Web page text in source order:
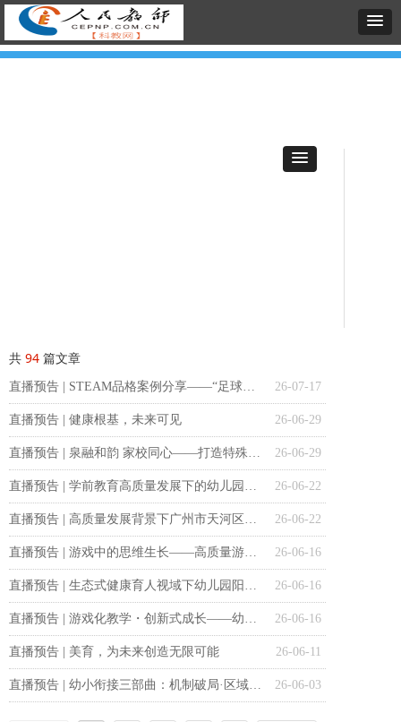
共 94 篇文章
26-07-17
直播预告 | STEAM品格案例分享——“足球小将”建球场
26-06-29
直播预告 | 健康根基，未来可见
26-06-29
直播预告 | 泉融和韵 家校同心——打造特殊教育协同育人“同盟军”
26-06-22
直播预告 | 学前教育高质量发展下的幼儿园课程建设的创新与实践
26-06-22
直播预告 | 高质量发展背景下广州市天河区幼儿园课程理念的构建与落地
26-06-16
直播预告 | 游戏中的思维生长——高质量游戏回顾的认知与实践
26-06-16
直播预告 | 生态式健康育人视域下幼儿园阳光运动课程的探索与实践
26-06-16
直播预告 | 游戏化教学・创新式成长——幼儿园游戏课程
26-06-11
直播预告 | 美育，为未来创造无限可能
26-06-03
直播预告 | 幼小衔接三部曲：机制破局·区域推进的“东莞方案”（下）